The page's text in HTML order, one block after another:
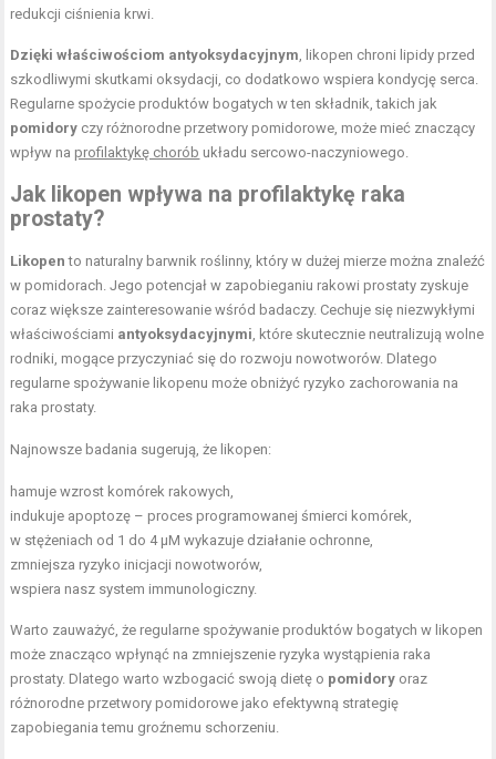
redukcji ciśnienia krwi.
Dzięki właściwościom antyoksydacyjnym, likopen chroni lipidy przed
szkodliwymi skutkami oksydacji, co dodatkowo wspiera kondycję serca.
Regularne spożycie produktów bogatych w ten składnik, takich jak
pomidory czy różnorodne przetwory pomidorowe, może mieć znaczący
wpływ na profilaktykę chorób układu sercowo-naczyniowego.
Jak likopen wpływa na profilaktykę raka
prostaty?
Likopen to naturalny barwnik roślinny, który w dużej mierze można znaleźć
w pomidorach. Jego potencjał w zapobieganiu rakowi prostaty zyskuje
coraz większe zainteresowanie wśród badaczy. Cechuje się niezwykłymi
właściwościami antyoksydacyjnymi, które skutecznie neutralizują wolne
rodniki, mogące przyczyniać się do rozwoju nowotworów. Dlatego
regularne spożywanie likopenu może obniżyć ryzyko zachorowania na
raka prostaty.
Najnowsze badania sugerują, że likopen:
hamuje wzrost komórek rakowych,
indukuje apoptozę – proces programowanej śmierci komórek,
w stężeniach od 1 do 4 µM wykazuje działanie ochronne,
zmniejsza ryzyko inicjacji nowotworów,
wspiera nasz system immunologiczny.
Warto zauważyć, że regularne spożywanie produktów bogatych w likopen
może znacząco wpłynąć na zmniejszenie ryzyka wystąpienia raka
prostaty. Dlatego warto wzbogacić swoją dietę o pomidory oraz
różnorodne przetwory pomidorowe jako efektywną strategię
zapobiegania temu groźnemu schorzeniu.